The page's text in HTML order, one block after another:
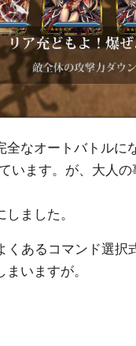
なオートバトルに
います。が、大人
ました。
あるコマンド選択
いますが。